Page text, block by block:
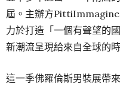
屆。主辦方PittiImmagine
力於打造「一個有聲望的
新潮流呈現給來自全球的
這一季佛羅倫斯男裝展帶